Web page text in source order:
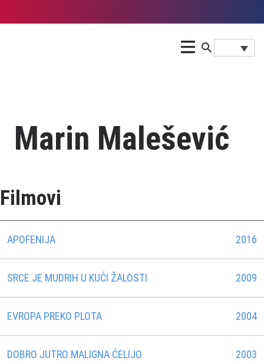
Marin Malešević
Filmovi
APOFENIJA 2016
SRCE JE MUDRIH U KUĆI ŽALOSTI 2009
EVROPA PREKO PLOTA 2004
DOBRO JUTRO MALIGNA ĆELIJO 2003